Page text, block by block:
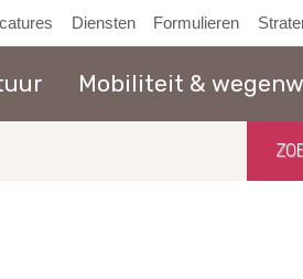
Diensten Formulieren
Mobiliteit &